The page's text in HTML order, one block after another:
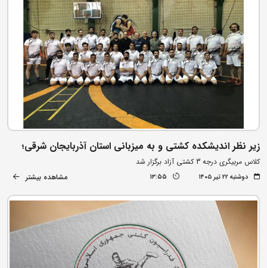
زیر نظر اندیشکده کشتی و به میزبانی استان آذربایجان شرقی؛
کلاس مربیگری درجه 3 کشتی آزاد برگزار شد
دوشنبه ۲۲ تیر ۱۴۰۵ 13:55 مشاهده بیشتر